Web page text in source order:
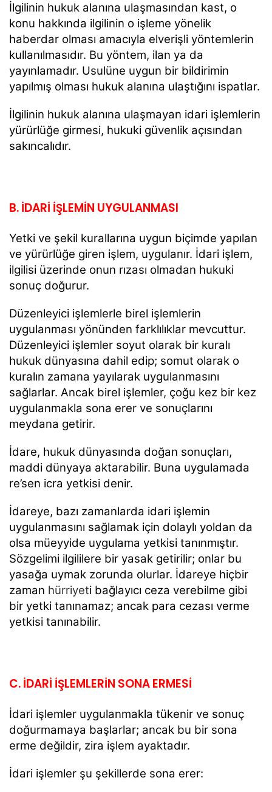
İlgilinin hukuk alanına ulaşmasından kast, o
konu hakkında ilgilinin o işleme yönelik
haberdar olması amacıyla elverişli yöntemlerin
kullanılmasıdır. Bu yöntem, ilan ya da
yayınlamadır. Usulüne uygun bir bildirimin
yapılmış olması hukuk alanına ulaştığını ispatlar.
İlgilinin hukuk alanına ulaşmayan idari işlemlerin
yürürlüğe girmesi, hukuki güvenlik açısından
sakıncalıdır.
B. İDARİ İŞLEMİN UYGULANMASI
Yetki ve şekil kurallarına uygun biçimde yapılan
ve yürürlüğe giren işlem, uygulanır. İdari işlem,
ilgilisi üzerinde onun rızası olmadan hukuki
sonuç doğurur.
Düzenleyici işlemlerle birel işlemlerin
uygulanması yönünden farklılıklar mevcuttur.
Düzenleyici işlemler soyut olarak bir kuralı
hukuk dünyasına dahil edip; somut olarak o
kuralın zamana yayılarak uygulanmasını
sağlarlar. Ancak birel işlemler, çoğu kez bir kez
uygulanmakla sona erer ve sonuçlarını
meydana getirir.
İdare, hukuk dünyasında doğan sonuçları,
maddi dünyaya aktarabilir. Buna uygulamada
re’sen icra yetkisi denir.
İdareye, bazı zamanlarda idari işlemin
uygulanmasını sağlamak için dolaylı yoldan da
olsa müeyyide uygulama yetkisi tanınmıştır.
Sözgelimi ilgililere bir yasak getirilir; onlar bu
yasağa uymak zorunda olurlar. İdareye hiçbir
zaman hürriyeti bağlayıcı ceza verebilme gibi
bir yetki tanınamaz; ancak para cezası verme
yetkisi tanınabilir.
C. İDARİ İŞLEMLERİN SONA ERMESİ
İdari işlemler uygulanmakla tükenir ve sonuç
doğurmamaya başlarlar; ancak bu bir sona
erme değildir, zira işlem ayaktadır.
İdari işlemler şu şekillerde sona erer: